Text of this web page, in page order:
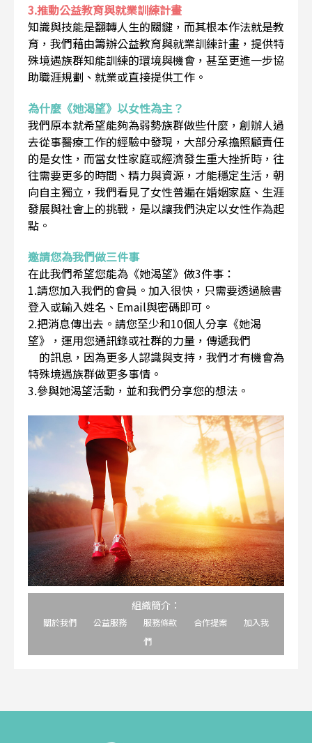
3.推動公益教育與就業訓練計畫
知識與技能是翻轉人生的關鍵，而其根本作法就是教
育，我們藉由籌辦公益教育與就業訓練計畫，提供特
殊境遇族群知能訓練的環境與機會，甚至更進一步協
助職涯規劃、就業或直接提供工作。
為什麼《她渴望》以女性為主？
我們原本就希望能夠為弱勢族群做些什麼，創辦人過
去從事醫療工作的經驗中發現，大部分承擔照顧責任
的是女性，而當女性家庭或經濟發生重大挫折時，往
往需要更多的時間、精力與資源，才能穩定生活，朝
向自主獨立，我們看見了女性普遍在婚姻家庭、生涯
發展與社會上的挑戰，是以讓我們決定以女性作為起
點。
邀請您為我們做三件事
在此我們希望您能為《她渴望》做3件事：
1.請您加入我們的會員。加入很快，只需要透過臉書
登入或輸入姓名、Email與密碼即可。
2.把消息傳出去。請您至少和10個人分享《她渴
望》，運用您通訊錄或社群的力量，傳遞我們
的訊息，因為更多人認識與支持，我們才有機會為
特殊境遇族群做更多事情。
3.參與她渴望活動，並和我們分享您的想法。
組織簡介：
關於我們 公益服務 服務條款 合作提案
加入我
們